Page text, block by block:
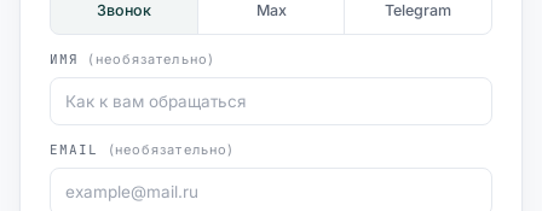
Звонок Max Telegram
ИМЯ (необязательно)
EMAIL (необязательно)